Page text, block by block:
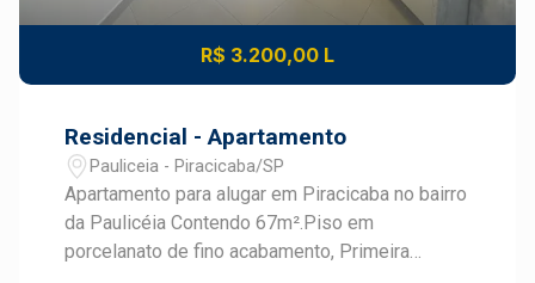
R$ 3.200,00 L
Residencial - Apartamento
Pauliceia - Piracicaba/SP
Apartamento para alugar em Piracicaba no bairro
da Paulicéia Contendo 67m².Piso em
porcelanato de fino acabamento, Primeira